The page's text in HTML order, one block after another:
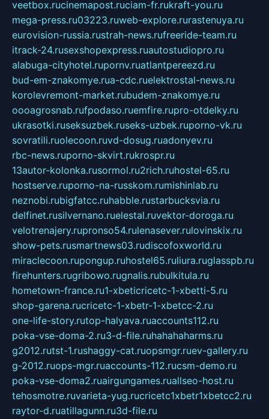
veetbox.rucinemapost.ruciam-fr.rukraft-you.ru
mega-press.ru03223.ruweb-explore.rurastenuya.ru
eurovision-russia.rustrah-news.rufreeride-team.ru
itrack-24.rusexshopexpress.ruautostudiopro.ru
alabuga-cityhotel.rupornv.ruatlantpereezd.ru
bud-em-znakomye.rua-cdc.ruelektrostal-news.ru
korolevremont-market.rubudem-znakomye.ru
oooagrosnab.rufpodaso.ruemfire.rupro-otdelky.ru
ukrasotki.ruseksuzbek.ruseks-uzbek.ruporno-vk.ru
sovratili.ruolecoon.ruvd-dosug.ruadonyev.ru
rbc-news.ruporno-skvirt.rukrospr.ru
13autor-kolonka.rusormol.ru2rich.ruhostel-65.ru
hostserve.ruporno-na-russkom.rumishinlab.ru
neznobi.rubigfatcc.ruhabble.rustarbucksvia.ru
delfinet.rusilvernano.ruelestal.ruvektor-doroga.ru
velotrenajery.rupronso54.rulenasever.rulovinskix.ru
show-pets.rusmartnews03.rudiscofoxworld.ru
miraclecoon.rupongup.ruhostel65.ruliura.ruglasspb.ru
firehunters.rugribowo.rugnalis.rubulkitula.ru
hometown-france.ru1-xbeticricetc-1-xbetti-5.ru
shop-garena.rucricetc-1-xbetr-1-xbetcc-2.ru
one-life-story.rutop-halyava.ruaccounts112.ru
poka-vse-doma-2.ru3-d-file.ruhahahaharms.ru
g2012.rutst-1.rushaggy-cat.ruopsmgr.ruev-gallery.ru
g-2012.ruops-mgr.ruaccounts-112.rucsm-demo.ru
poka-vse-doma2.ruairgungames.ruallseo-host.ru
tehosmotre.ruvarieta-yug.rucricetc1xbetr1xbetcc2.ru
raytor-d.ruatillagunn.ru3d-file.ru